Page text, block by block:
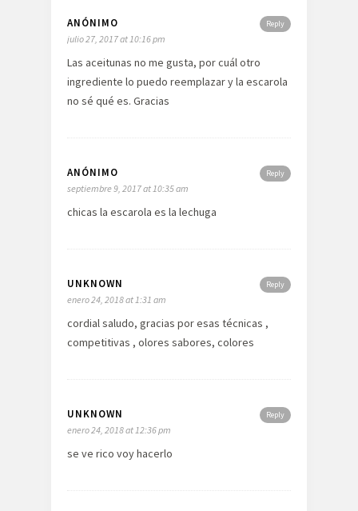
Reply
ANÓNIMO
julio 27, 2017 at 10:16 pm
Las aceitunas no me gusta, por cuál otro
ingrediente lo puedo reemplazar y la escarola
no sé qué es. Gracias
Reply
ANÓNIMO
septiembre 9, 2017 at 10:35 am
chicas la escarola es la lechuga
Reply
UNKNOWN
enero 24, 2018 at 1:31 am
cordial saludo, gracias por esas técnicas ,
competitivas , olores sabores, colores
Reply
UNKNOWN
enero 24, 2018 at 12:36 pm
se ve rico voy hacerlo